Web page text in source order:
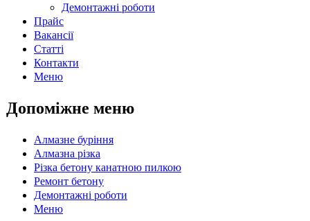
Демонтажні роботи
Прайс
Вакансії
Статті
Контакти
Меню
Допоміжне меню
Алмазне буріння
Алмазна різка
Різка бетону канатною пилкою
Ремонт бетону
Демонтажні роботи
Меню